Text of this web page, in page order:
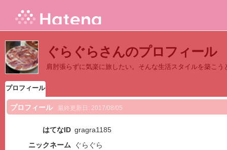
ぐらぐらさんのプロフィール
肩肘張らずに気楽に旅したい。そんな生活スタイルを築こう
プロフィール
プロフィール 最終更新日: 2017/08/05
はてなID gragra1185
ニックネーム
ぐらぐら